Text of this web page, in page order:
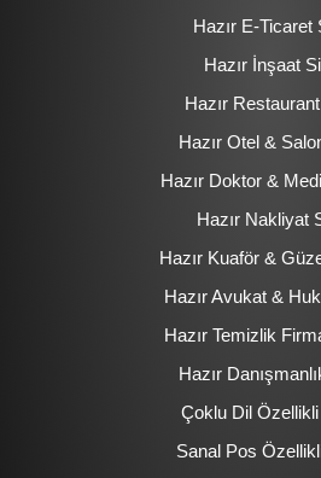
Hazır E-Ticaret
Hazır İnşaat
Hazır
Hazır Otel &
Hazır Doktor &
Hazır Nakliyat
Hazır Kuaför &
Hazır Avukat &
Hazır Temizlik
Hazır
Çoklu Dil
Sanal Pos